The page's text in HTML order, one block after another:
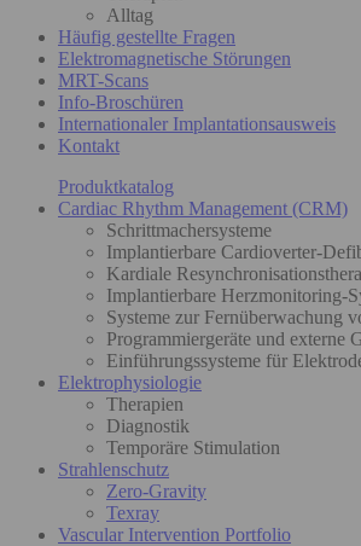
Alltag
Häufig gestellte Fragen
Elektromagnetische Störungen
MRT-Scans
Info-Broschüren
Internationaler Implantationsausweis
Kontakt
Produktkatalog
Cardiac Rhythm Management (CRM)
Schrittmachersysteme
Implantierbare Cardioverter-
Kardiale
Implantierbare Herzmonitoring-
Systeme zur Fernüberwachung
Programmiergeräte und externe
Einführungssysteme für
Elektrophysiologie
Therapien
Diagnostik
Temporäre Stimulation
Strahlenschutz
Zero-Gravity
Texray
Vascular Intervention Portfolio